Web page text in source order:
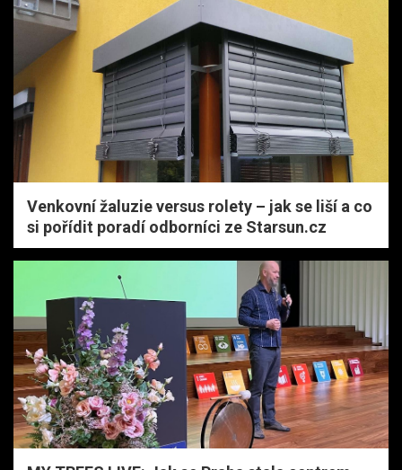
Venkovní žaluzie versus rolety – jak se liší a co
si pořídit poradí odborníci ze Starsun.cz